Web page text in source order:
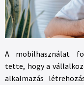
A mobilhasználat
tette, hogy a
alkalmazás